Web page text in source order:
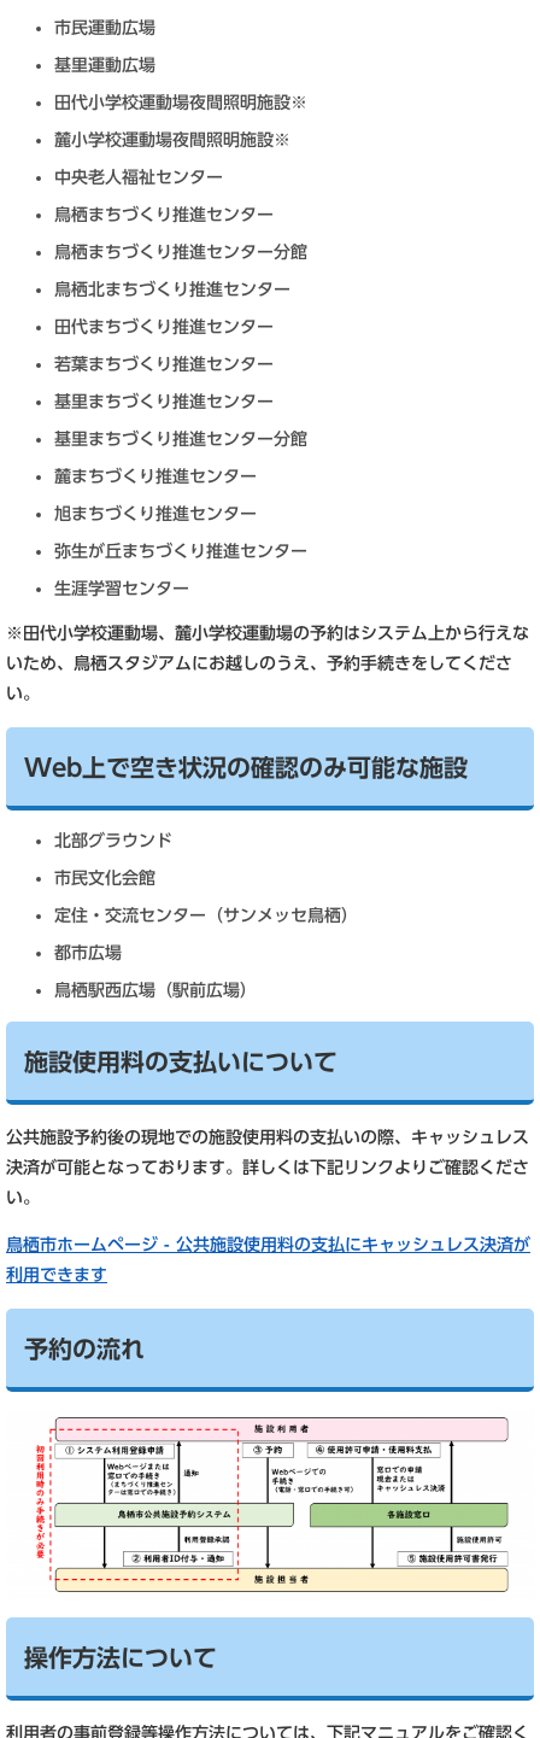
市民運動広場
基里運動広場
田代小学校運動場夜間照明施設※
麓小学校運動場夜間照明施設※
中央老人福祉センター
鳥栖まちづくり推進センター
鳥栖まちづくり推進センター分館
鳥栖北まちづくり推進センター
田代まちづくり推進センター
若葉まちづくり推進センター
基里まちづくり推進センター
基里まちづくり推進センター分館
麓まちづくり推進センター
旭まちづくり推進センター
弥生が丘まちづくり推進センター
生涯学習センター
※田代小学校運動場、麓小学校運動場の予約はシステム上から行えな
いため、鳥栖スタジアムにお越しのうえ、予約手続きをしてくださ
い。
Web上で空き状況の確認のみ可能な施設
北部グラウンド
市民文化会館
定住・交流センター（サンメッセ鳥栖）
都市広場
鳥栖駅西広場（駅前広場）
施設使用料の支払いについて
公共施設予約後の現地での施設使用料の支払いの際、キャッシュレス
決済が可能となっております。詳しくは下記リンクよりご確認くださ
い。
鳥栖市ホームページ - 公共施設使用料の支払にキャッシュレス決済が
利用できます
予約の流れ
操作方法について
利用者の事前登録等操作方法については、下記マニュアルをご確認く